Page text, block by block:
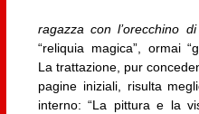
ragazza con l’orecchino
“reliquia magica”, ormai
La trattazione, pur
pagine iniziali, risulta
interno: “La pittura e la